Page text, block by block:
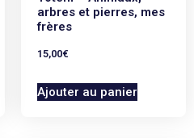
naturel qui nous transporte
mm, 348g
arbres et pierres, mes
frères
15,00€
Ajouter au panier